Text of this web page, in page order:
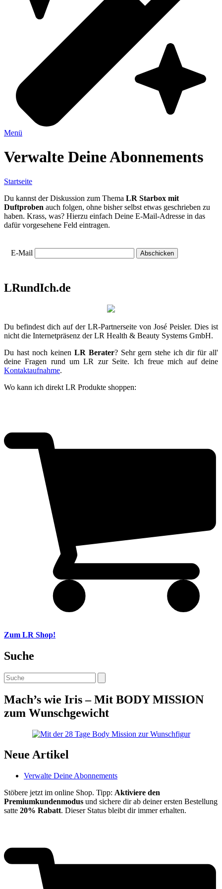
Menü
Verwalte Deine Abonnements
Startseite
Du kannst der Diskussion zum Thema LR Starbox mit
Duftproben auch folgen, ohne bisher selbst etwas geschrieben zu
haben. Krass, was? Hierzu einfach Deine E-Mail-Adresse in das
dafür vorgesehene Feld eintragen.
E-Mail
LRundIch.de
Du befindest dich auf der LR-Partnerseite von José Peisler. Dies ist
nicht die Internetpräsenz der LR Health & Beauty Systems GmbH.
Du hast noch keinen LR Berater? Sehr gern stehe ich dir für all'
deine Fragen rund um LR zur Seite. Ich freue mich auf deine
Kontaktaufnahme.
Wo kann ich direkt LR Produkte shoppen:
Zum LR Shop!
Suche
Search
Mach’s wie Iris – Mit BODY MISSION
zum Wunschgewicht
Neue Artikel
Verwalte Deine Abonnements
Stöbere jetzt im online Shop. Tipp: Aktiviere den
Premiumkundenmodus und sichere dir ab deiner ersten Bestellung
satte 20% Rabatt. Dieser Status bleibt dir immer erhalten.